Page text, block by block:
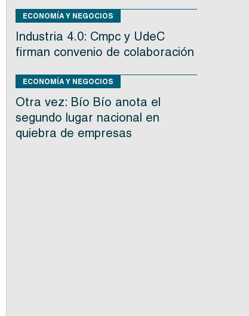
ECONOMÍA Y NEGOCIOS
Industria 4.0: Cmpc y UdeC
firman convenio de colaboración
ECONOMÍA Y NEGOCIOS
Otra vez: Bío Bío anota el
segundo lugar nacional en
quiebra de empresas